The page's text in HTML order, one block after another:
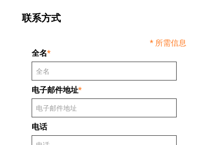
联系方式
* 所需信息
全名*
电子邮件地址*
电话